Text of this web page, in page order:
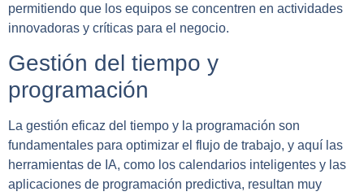
permitiendo que los equipos se concentren en actividades
innovadoras y críticas para el negocio.
Gestión del tiempo y
programación
La gestión eficaz del tiempo y la programación son
fundamentales para optimizar el flujo de trabajo, y aquí las
herramientas de IA, como los calendarios inteligentes y las
aplicaciones de programación predictiva, resultan muy